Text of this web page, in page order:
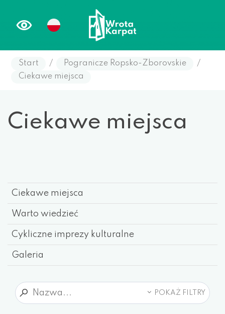
Start / Pogranicze Ropsko-Zborovskie
/
Ciekawe miejsca
Ciekawe miejsca
Ciekawe miejsca
Warto wiedzieć
Cykliczne imprezy kulturalne
Galeria
POKAŻ FILTRY